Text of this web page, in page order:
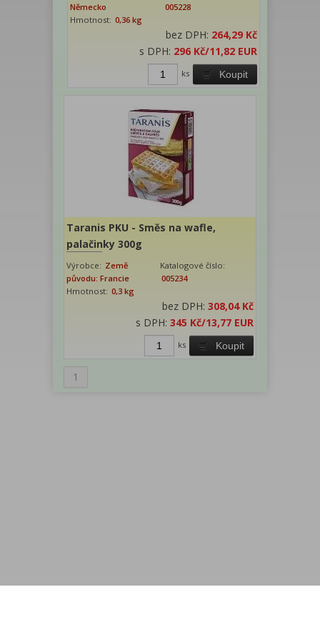
Německo
005228
Hmotnost: 0,36 kg
bez DPH: 264,29 Kč
s DPH: 296 Kč/11,82 EUR
Koupit
ks
Taranis PKU - Směs na wafle,
palačinky 300g
Výrobce: Země
původu: Francie
Katalogové číslo:
005234
Hmotnost: 0,3 kg
bez DPH: 308,04 Kč
s DPH: 345 Kč/13,77 EUR
Koupit
ks
1